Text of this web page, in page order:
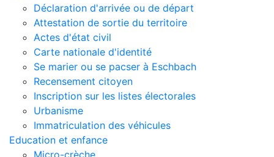
Déclaration d'arrivée ou de départ
Attestation de sortie du territoire
Actes d'état civil
Carte nationale d'identité
Se marier ou se pacser à Eschbach
Recensement citoyen
Inscription sur les listes électorales
Urbanisme
Immatriculation des véhicules
Education et enfance
Micro-crèche